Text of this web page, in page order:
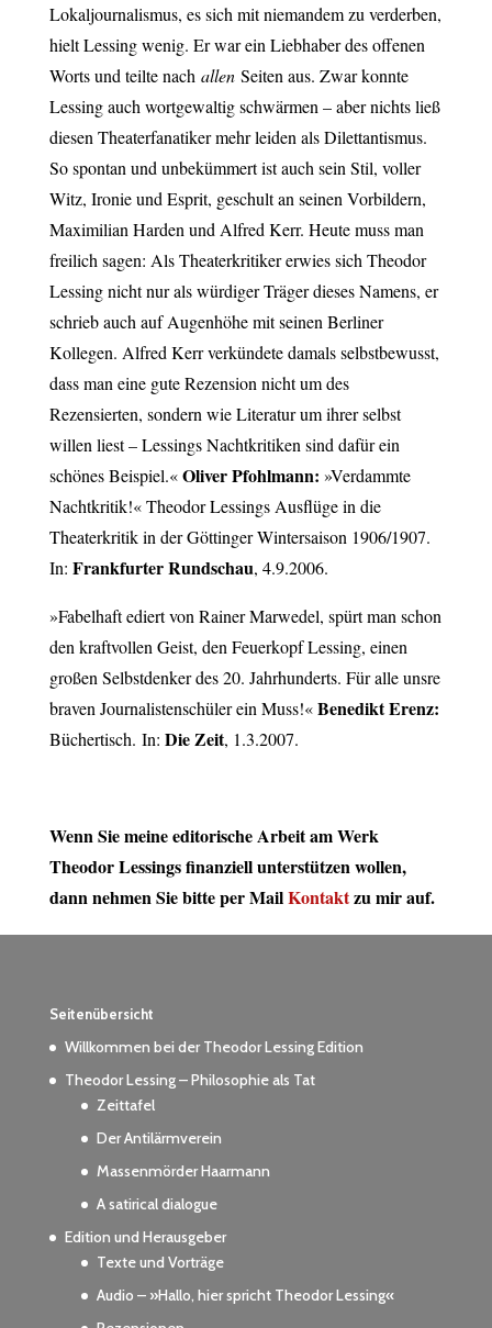
Lokaljournalismus, es sich mit niemandem zu verderben,
hielt Lessing wenig. Er war ein Liebhaber des offenen
Worts und teilte nach allenSeiten aus. Zwar konnte
Lessing auch wortgewaltig schwärmen – aber nichts ließ
diesen Theaterfanatiker mehr leiden als Dilettantismus.
So spontan und unbekümmert ist auch sein Stil, voller
Witz, Ironie und Esprit, geschult an seinen Vorbildern,
Maximilian Harden und Alfred Kerr. Heute muss man
freilich sagen: Als Theaterkritiker erwies sich Theodor
Lessing nicht nur als würdiger Träger dieses Namens, er
schrieb auch auf Augenhöhe mit seinen Berliner
Kollegen. Alfred Kerr verkündete damals selbstbewusst,
dass man eine gute Rezension nicht um des
Rezensierten, sondern wie Literatur um ihrer selbst
willen liest – Lessings Nachtkritiken sind dafür ein
schönes Beispiel.«Oliver Pfohlmann: »Verdammte
Nachtkritik!« Theodor Lessings Ausflüge in die
Theaterkritik in der Göttinger Wintersaison 1906/1907.
In: Frankfurter Rundschau, 4.9.2006.
»Fabelhaft ediert von Rainer Marwedel, spürt man schon
den kraftvollen Geist, den Feuerkopf Lessing, einen
großen Selbstdenker des 20. Jahrhunderts. Für alle unsre
braven Journalistenschüler ein Muss!«Benedikt Erenz:
Büchertisch. In: Die Zeit, 1.3.2007.
Wenn Sie meine editorische Arbeit am Werk
Theodor Lessings finanziell unterstützen wollen,
dann nehmen Sie bitte per MailKontaktzu mir auf.
Seitenübersicht
Willkommen bei der Theodor Lessing Edition
Theodor Lessing – Philosophie als Tat
Zeittafel
Der Antilärmverein
Massenmörder Haarmann
A satirical dialogue
Edition und Herausgeber
Texte und Vorträge
Audio – »Hallo, hier spricht Theodor Lessing«